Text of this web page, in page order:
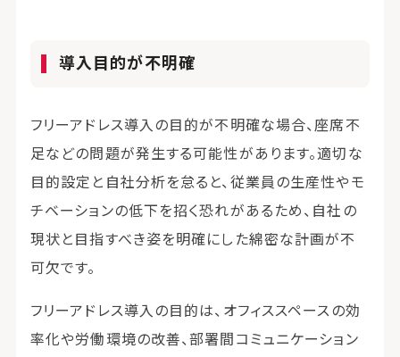
導入目的が不明確
フリーアドレス導入の目的が不明確な場合、座席不
足などの問題が発生する可能性があります。適切な
目的設定と自社分析を怠ると、従業員の生産性やモ
チベーションの低下を招く恐れがあるため、自社の
現状と目指すべき姿を明確にした綿密な計画が不
可欠です。
フリーアドレス導入の目的は、オフィススペースの効
率化や労働環境の改善、部署間コミュニケーション